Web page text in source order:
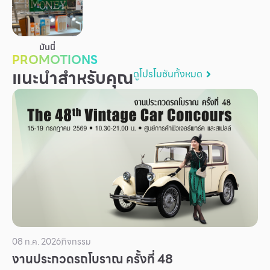
Superstores
สมาชิก F-MEMBER
กิจกรรมและโปรโมชั่น
ข้อเสนอพิเศษ
สำหรับนักท่องเที่ยว
มีอะไรใหม่
บริการ
ฟิวเจอร์ซิตี้
IR
เกี่ยวกับเรา
มันนี่
PROMOTIONS
แนะนำสำหรับคุณดูโปรโมชันทั้งหมด
08 ก.ค. 2026กิจกรรม
งานประกวดรถโบราณ ครั้งที่ 48